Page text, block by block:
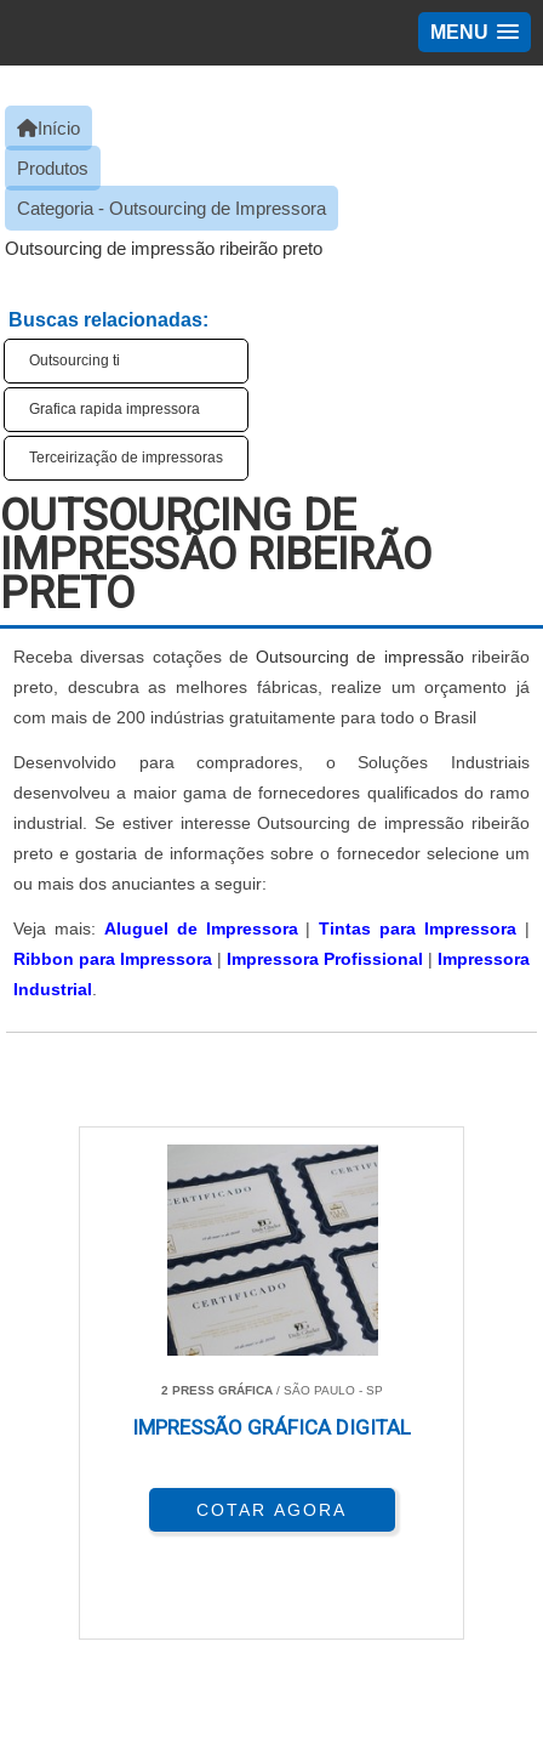
MENU
Início
Produtos
Categoria - Outsourcing de Impressora
Outsourcing de impressão ribeirão preto
Buscas relacionadas:
Outsourcing ti
Grafica rapida impressora
Terceirização de impressoras
OUTSOURCING DE
IMPRESSÃO RIBEIRÃO
PRETO
Receba diversas cotações deOutsourcing de impressãoribeirão
preto, descubra as melhores fábricas, realize um orçamento já
com mais de 200 indústrias gratuitamente para todo o Brasil
Desenvolvido para compradores, o Soluções Industriais
desenvolveu a maior gama de fornecedores qualificados do ramo
industrial. Se estiver interesse Outsourcing de impressão ribeirão
preto e gostaria de informações sobre o fornecedor selecione um
ou mais dos anuciantes a seguir:
Veja mais: Aluguel de Impressora|Tintas para Impressora |
Ribbon para Impressora | Impressora Profissional | Impressora
Industrial
2 PRESS GRÁFICA/ SÃO PAULO - SP
IMPRESSÃO GRÁFICA DIGITAL
COTAR AGORA